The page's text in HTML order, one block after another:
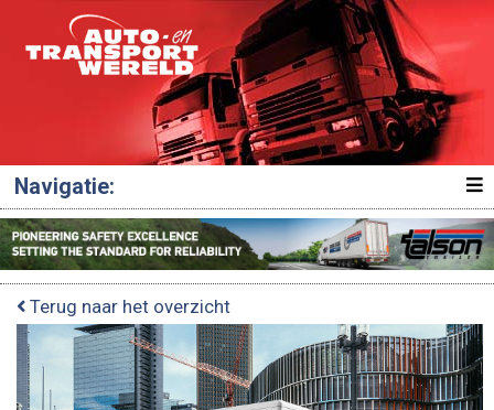
Navigatie:
Terug naar het overzicht